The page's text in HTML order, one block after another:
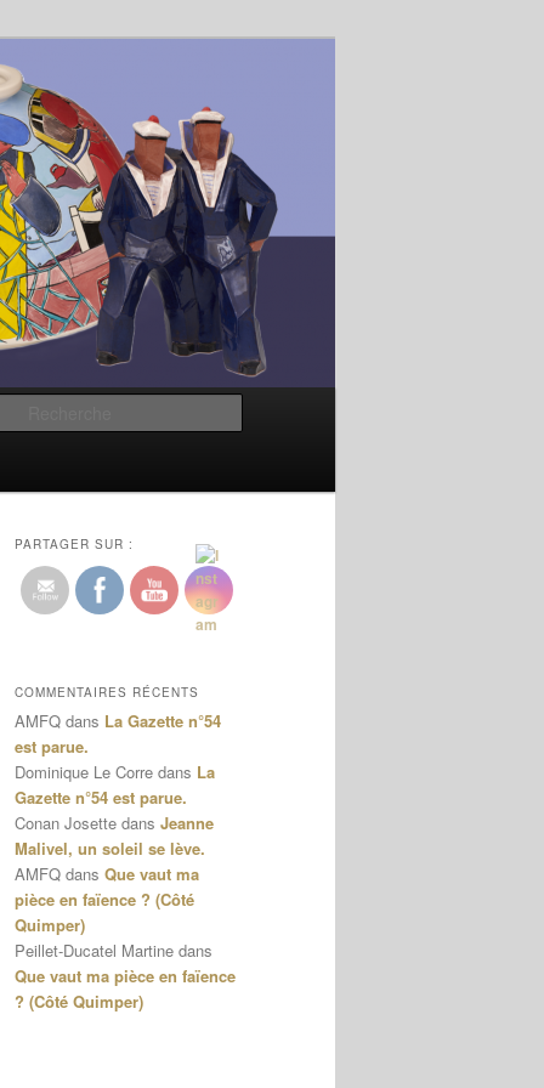
PARTAGER SUR :
COMMENTAIRES RÉCENTS
AMFQ dans La Gazette n°54
est parue.
Dominique Le Corre dans La
Gazette n°54 est parue.
Conan Josette dans Jeanne
Malivel, un soleil se lève.
AMFQ dans Que vaut ma
pièce en faïence ? (Côté
Quimper)
Peillet-Ducatel Martine dans
Que vaut ma pièce en faïence
? (Côté Quimper)